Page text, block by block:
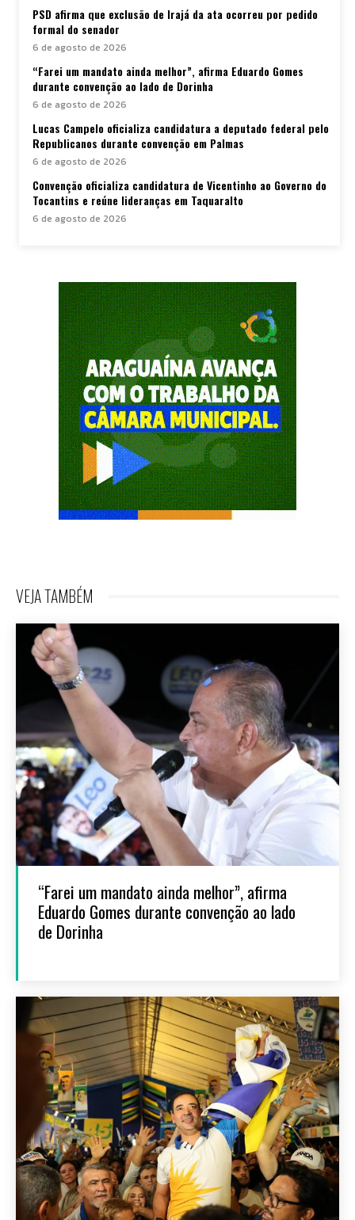
PSD afirma que exclusão de Irajá da ata ocorreu por pedido
formal do senador
6 de agosto de 2026
“Farei um mandato ainda melhor”, afirma Eduardo Gomes
durante convenção ao lado de Dorinha
6 de agosto de 2026
Lucas Campelo oficializa candidatura a deputado federal pelo
Republicanos durante convenção em Palmas
6 de agosto de 2026
Convenção oficializa candidatura de Vicentinho ao Governo do
Tocantins e reúne lideranças em Taquaralto
6 de agosto de 2026
VEJA TAMBÉM
“Farei um mandato ainda melhor”, afirma
Eduardo Gomes durante convenção ao lado
de Dorinha